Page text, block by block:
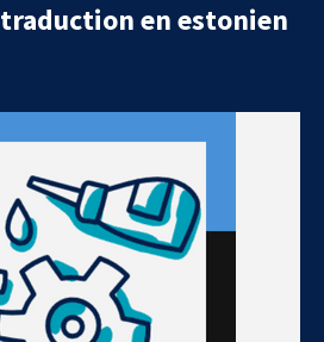
traduction en estonien